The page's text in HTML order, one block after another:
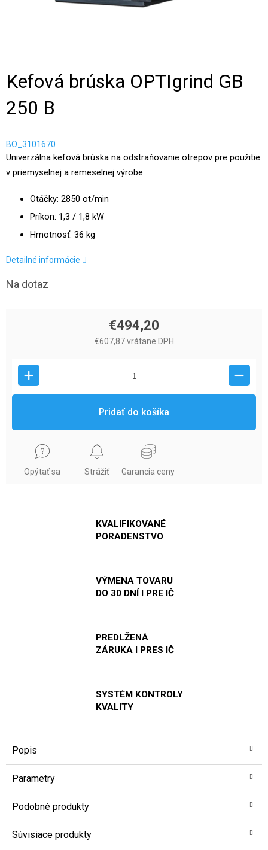
Kefová brúska OPTIgrind GB
250 B
BO_3101670
Univerzálna kefová brúska na odstraňovanie otrepov pre použitie
v priemyselnej a remeselnej výrobe.
Otáčky: 2850 ot/min
Príkon: 1,3 / 1,8 kW
Hmotnosť: 36 kg
Detailné informácie
Na dotaz
€494,20
€607,87 vrátane DPH
Pridať do košíka
Opýtať sa Strážiť Garancia ceny
KVALIFIKOVANÉ
PORADENSTVO
VÝMENA TOVARU
DO 30 DNÍ I PRE IČ
PREDLŽENÁ
ZÁRUKA I PRES IČ
SYSTÉM KONTROLY
KVALITY
Popis
Parametry
Podobné produkty
Súvisiace produkty